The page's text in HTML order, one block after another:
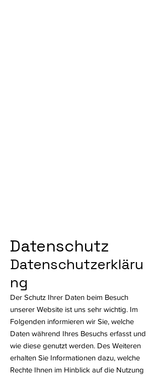
Datenschutz
Datenschutzerkläru
ng
Der Schutz Ihrer Daten beim Besuch
unserer Website ist uns sehr wichtig. Im
Folgenden informieren wir Sie, welche
Daten während Ihres Besuchs erfasst und
wie diese genutzt werden. Des Weiteren
erhalten Sie Informationen dazu, welche
Rechte Ihnen im Hinblick auf die Nutzung